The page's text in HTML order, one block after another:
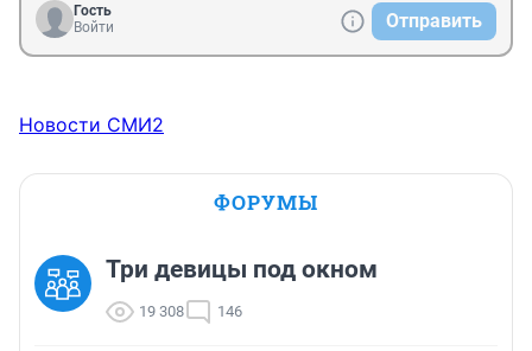
Гость
Войти
Отправить
Новости СМИ2
ФОРУМЫ
Три девицы под окном
19 308 146